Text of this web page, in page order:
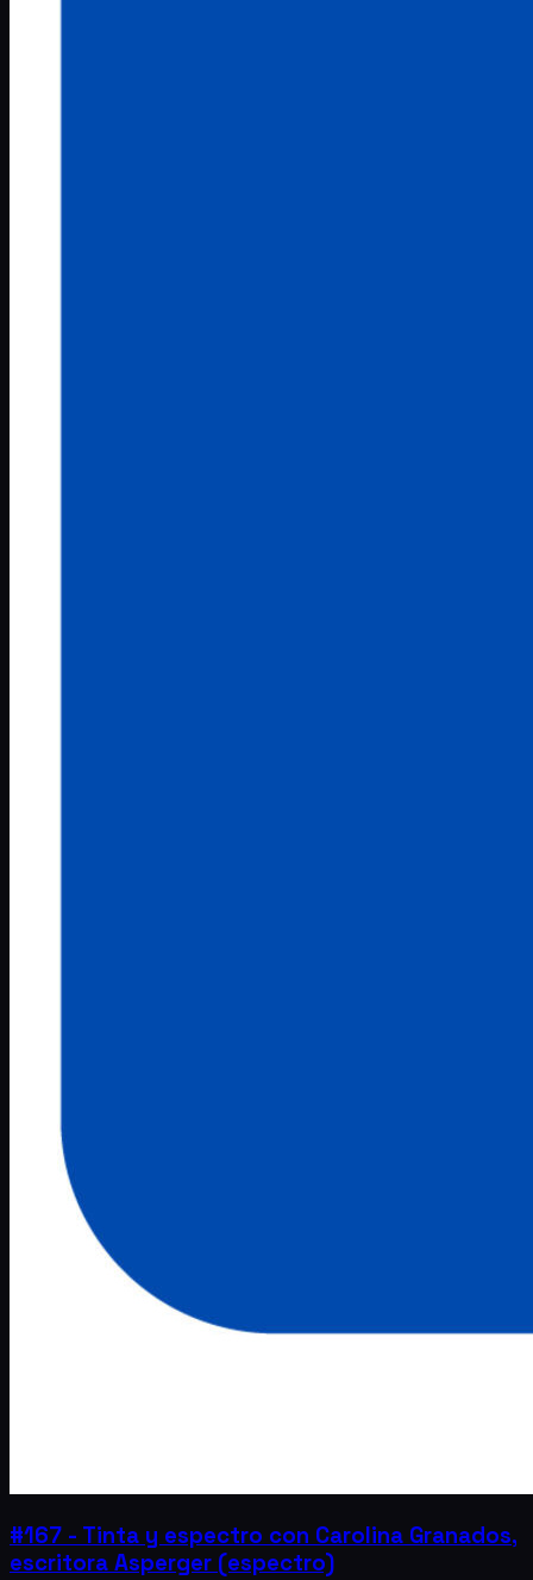
#167 - Tinta y espectro con Carolina Granados,
escritora Asperger (espectro)